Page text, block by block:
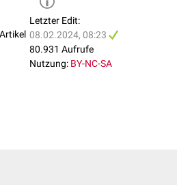
Letzter Edit:
08.02.2024, 08:23
80.931 Aufrufe
Nutzung: BY-NC-SA